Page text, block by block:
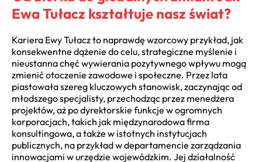
Ewa Tułacz kształtuje nasz świat?
Kariera Ewy Tułacz to naprawdę wzorcowy przykład, jak
konsekwentne dążenie do celu, strategiczne myślenie i
nieustanna chęć wywierania pozytywnego wpływu mogą
zmienić otoczenie zawodowe i społeczne. Przez lata
piastowała szereg kluczowych stanowisk, zaczynając od
młodszego specjalisty, przechodząc przez menedżera
projektów, aż po dyrektorskie funkcje w ogromnych
korporacjach, takich jak międzynarodowa firma
konsultingowa, a także w istotnych instytucjach
publicznych, na przykład w departamencie zarządzania
innowacjami w urzędzie wojewódzkim. Jej działalność